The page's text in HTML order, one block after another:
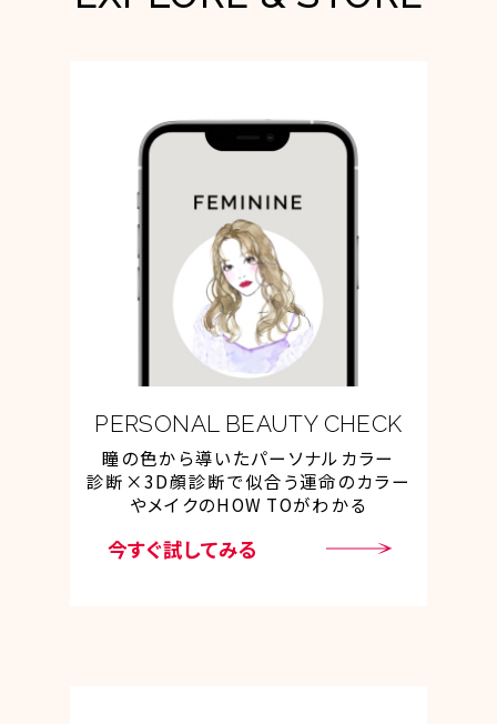
PERSONAL BEAUTY CHECK
瞳の色から導いたパーソナルカラー
診断×3D顔診断で似合う運命のカラー
やメイクのHOW TOがわかる
今すぐ試してみる